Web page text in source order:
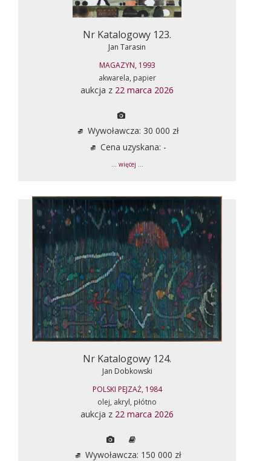
Nr Katalogowy 123.
Jan Tarasin
MAGAZYN, 1993
akwarela, papier
aukcja z 22 marca 2026
Wywoławcza: 30 000 zł
Cena uzyskana: -
... więcej ...
Nr Katalogowy 124.
Jan Dobkowski
POLSKI PEJZAŻ, 1984
olej, akryl, płótno
aukcja z 22 marca 2026
Wywoławcza: 150 000 zł